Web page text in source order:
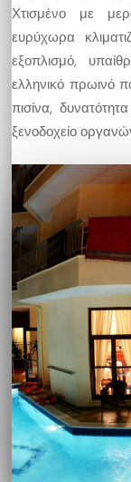
Χτισμένο με
ευρύχωρα
εξοπλισμό,
ελληνικό πρωινό
πισίνα,
ξενοδοχείο